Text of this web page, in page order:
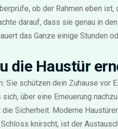
ob der Rahmen eben
darauf, dass sie genau in
das Ganze einige Stunden
die Haustür
Sie schützen dein Zuhause vor
über eine Erneuerung
Sicherheit. Moderne
knirscht, ist der